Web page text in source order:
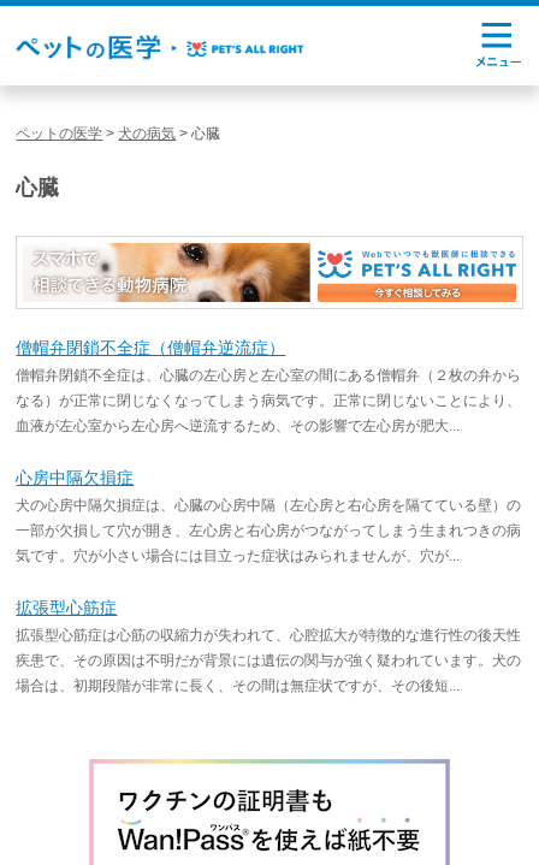
ペットの医学 >犬の病気 >心臓
心臓
僧帽弁閉鎖不全症（僧帽弁逆流症）
僧帽弁閉鎖不全症は、心臓の左心房と左心室の間にある僧帽弁（２枚の弁から
なる）が正常に閉じなくなってしまう病気です。正常に閉じないことにより、
血液が左心室から左心房へ逆流するため、その影響で左心房が肥大...
心房中隔欠損症
犬の心房中隔欠損症は、心臓の心房中隔（左心房と右心房を隔てている壁）の
一部が欠損して穴が開き、左心房と右心房がつながってしまう生まれつきの病
気です。穴が小さい場合には目立った症状はみられませんが、穴が...
拡張型心筋症
拡張型心筋症は心筋の収縮力が失われて、心腔拡大が特徴的な進行性の後天性
疾患で、その原因は不明だが背景には遺伝の関与が強く疑われています。犬の
場合は、初期段階が非常に長く、その間は無症状ですが、その後短...